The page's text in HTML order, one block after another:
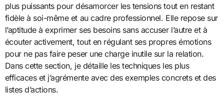
plus puissants pour désamorcer les tensions tout en restant
fidèle à soi-même et au cadre professionnel. Elle repose sur
l’aptitude à exprimer ses besoins sans accuser l’autre et à
écouter activement, tout en régulant ses propres émotions
pour ne pas faire peser une charge inutile sur la relation.
Dans cette section, je détaille les techniques les plus
efficaces et j’agrémente avec des exemples concrets et des
listes d’actions.